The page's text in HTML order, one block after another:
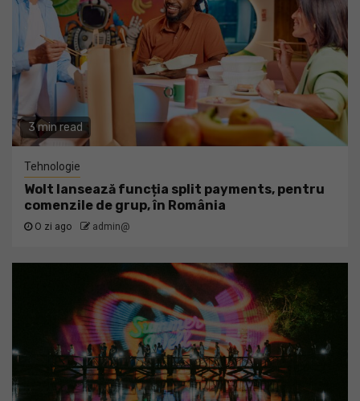
3 min read
Tehnologie
Wolt lansează funcția split payments, pentru
comenzile de grup, în România
O zi ago admin@